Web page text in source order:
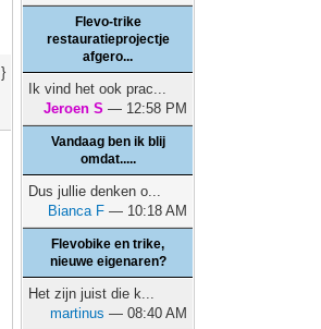
}
Flevo-trike
restauratieprojectje
afgero...
Ik vind het ook prac...
Jeroen S — 12:58 PM
Vandaag ben ik blij
omdat.....
Dus jullie denken o...
Bianca F — 10:18 AM
Flevobike en trike,
nieuwe eigenaren?
Het zijn juist die k...
martinus — 08:40 AM